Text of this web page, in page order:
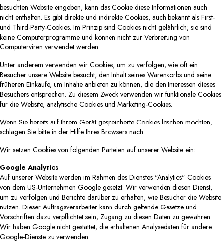
besuchten Website eingeben, kann das Cookie diese Informationen auch
nicht enthalten. Es gibt direkte und indirekte Cookies, auch bekannt als First-
und Third-Party-Cookies. Im Prinzip sind Cookies nicht gefährlich; sie sind
keine Computerprogramme und können nicht zur Verbreitung von
Computerviren verwendet werden.
Unter anderem verwenden wir Cookies, um zu verfolgen, wie oft ein
Besucher unsere Website besucht, den Inhalt seines Warenkorbs und seine
früheren Einkäufe, um Inhalte anbieten zu können, die den Interessen dieses
Besuchers entsprechen. Zu diesem Zweck verwenden wir funktionale Cookies
für die Website, analytische Cookies und Marketing-Cookies.
Wenn Sie bereits auf Ihrem Gerät gespeicherte Cookies löschen möchten,
schlagen Sie bitte in der Hilfe Ihres Browsers nach.
Wir setzen Cookies von folgenden Parteien auf unserer Website ein:
Google Analytics
Auf unserer Website werden im Rahmen des Dienstes "Analytics" Cookies
von dem US-Unternehmen Google gesetzt. Wir verwenden diesen Dienst,
um zu verfolgen und Berichte darüber zu erhalten, wie Besucher die Website
nutzen. Dieser Auftragsverarbeiter kann durch geltende Gesetze und
Vorschriften dazu verpflichtet sein, Zugang zu diesen Daten zu gewähren.
Wir haben Google nicht gestattet, die erhaltenen Analysedaten für andere
Google-Dienste zu verwenden.